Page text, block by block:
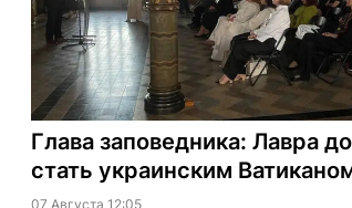
Глава заповедника: Лавра
стать украинским
07 Августа 12:05